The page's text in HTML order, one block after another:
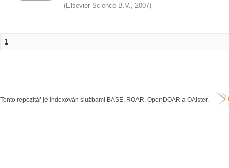
(Elsevier Science B.V., 2007)
1
Tento repozitář je indexován službami BASE, ROAR, OpenDOAR a OAIster.